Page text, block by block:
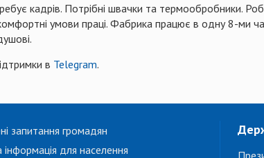
кадрів. Потрібні швачки та термообробники.
умови праці. Фабрика працює в одну 8-ми
в Telegram.
запитання громадян
інформація для населення